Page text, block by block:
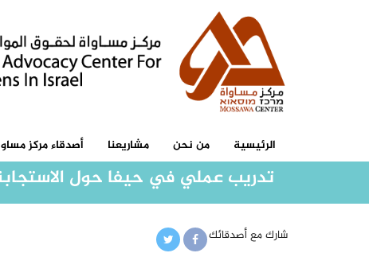
الرئيسية من نحن مشاريعنا أصدقاء مركز
تدريب عملي في حيفا حول
شارك مع أصدقائك